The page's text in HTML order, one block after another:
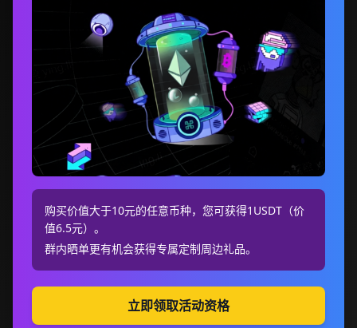
购买价值大于10元的任意币种，您可获得1USDT（价
值6.5元）。
群内晒单更有机会获得专属定制周边礼品。
立即领取活动资格